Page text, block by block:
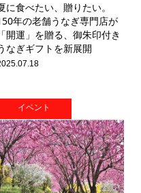
に食べたい、贈りたい。
年の老舗うなぎ専門店が
「開運」を贈る、御朱印付き
なぎギフトを新展開
イベント